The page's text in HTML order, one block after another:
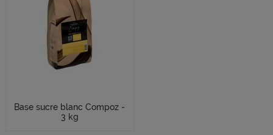
Base sucre blanc Compoz -
3 kg